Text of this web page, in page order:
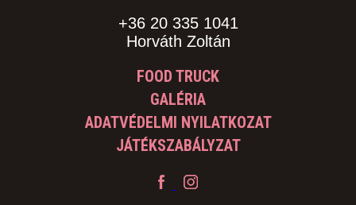
+36 20 335 1041
Horváth Zoltán
FOOD TRUCK
GALÉRIA
ADATVÉDELMI NYILATKOZAT
JÁTÉKSZABÁLYZAT